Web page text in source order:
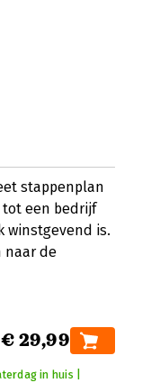
stappenplan
een bedrijf
winstgevend is.
naar de
€ 29,99
in huis |